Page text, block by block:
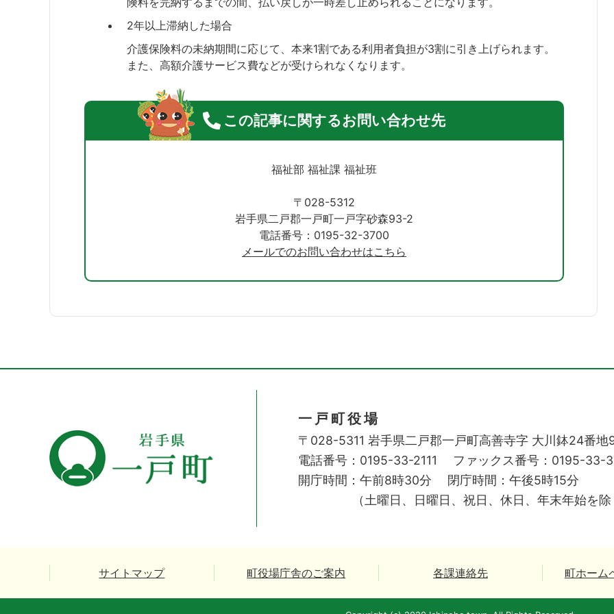
2年以上滞納した場合
介護保険料の未納期間に応じて、本来1割である利用者負担が3割に引き上げられます。
また、高額介護サービス費などが受けられなくなります。
この記事に関するお問い合わせ先
福祉部 福祉課 福祉班
〒028-5312
岩手県二戸郡一戸町一戸字砂森93-2
電話番号：0195-32-3700
メールでのお問い合わせはこちら
一戸町役場
〒028-5311 岩手県二戸郡一戸町高善寺字 大川鉢24番地
電話番号：0195-33-2111
ファックス番号：0195-33-
開庁時間：午前8時30分
閉庁時間：午後5時15分
（土曜日、日曜日、祝日、休日、年末年始を
サイトマップ 町役場庁舎のご案内 各課連絡先 町ホーム